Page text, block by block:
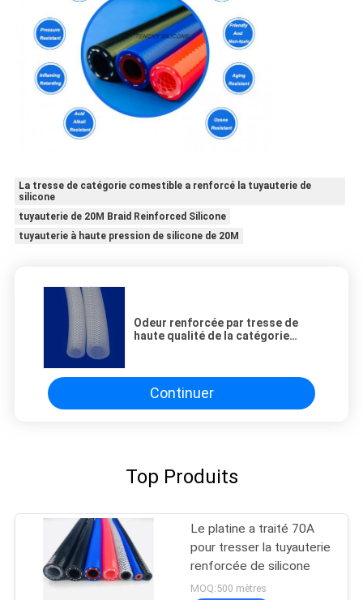
La tresse de catégorie comestible a renforcé la tuyauterie de
silicone
tuyauterie de 20M Braid Reinforced Silicone
tuyauterie à haute pression de silicone de 20M
Odeur renforcée par tresse de
haute qualité de la catégorie
Continuer
Top Produits
Le platine a traité 70A
pour tresser la tuyauterie
renforcée de silicone
MOQ:500 mètres